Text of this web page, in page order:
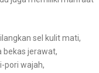
sel kulit mati,
bekas jerawat,
pori wajah,